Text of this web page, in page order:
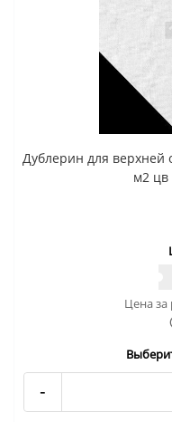
Дублерин для
м2 цв
Цена за
-